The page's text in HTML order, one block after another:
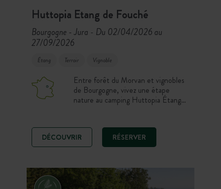
Huttopia Etang de Fouché
Bourgogne - Jura - Du 02/04/2026 au
27/09/2026
Étang Terroir Vignoble
Entre forêt du Morvan et vignobles
de Bourgogne, vivez une étape
nature au camping Huttopia Étang
vous accueillent dans un cadre
paisible à la campagne. Ici, sports de
plein air, gastronomie, animations
journées !
DÉCOUVRIR RÉSERVER